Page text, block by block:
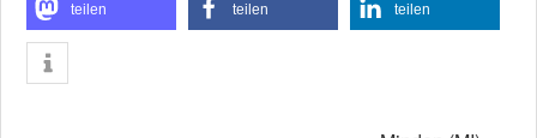
teilen teilen teilen